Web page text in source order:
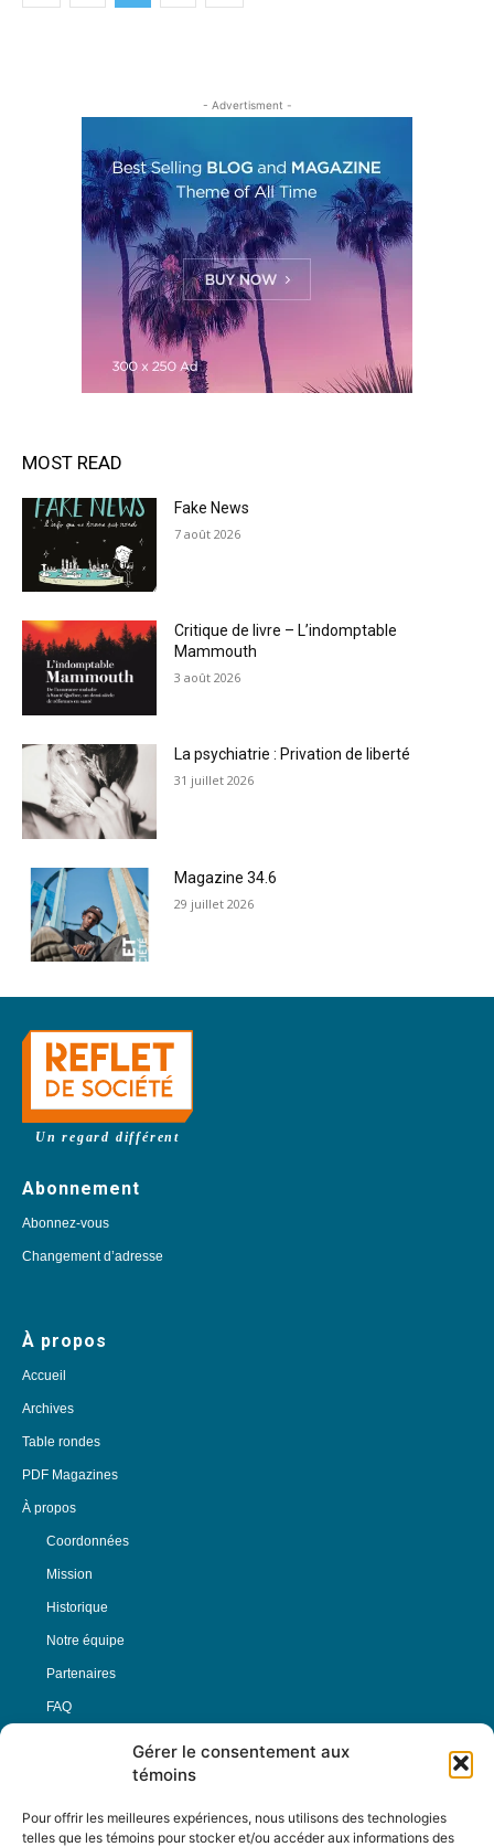
Gérer le consentement aux
témoins
Pour offrir les meilleures expériences, nous utilisons des technologies
telles que les témoins pour stocker et/ou accéder aux informations des
- Advertisment -
MOST READ
Fake News
7 août 2026
Critique de livre – L’indomptable
Mammouth
3 août 2026
La psychiatrie : Privation de liberté
31 juillet 2026
Magazine 34.6
29 juillet 2026
Un regard différent
Abonnement
Abonnez-vous
Changement d’adresse
À propos
Accueil
Archives
Table rondes
PDF Magazines
À propos
Coordonnées
Mission
Historique
Notre équipe
Partenaires
FAQ